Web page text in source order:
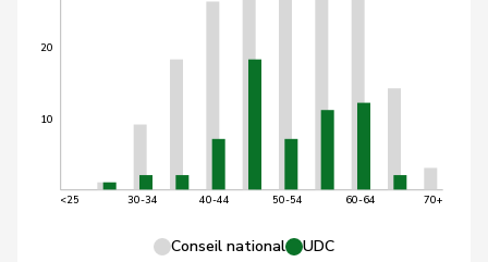
10
20
<25 30-34 40-44 50-54 60-64 70+
Conseil national UDC